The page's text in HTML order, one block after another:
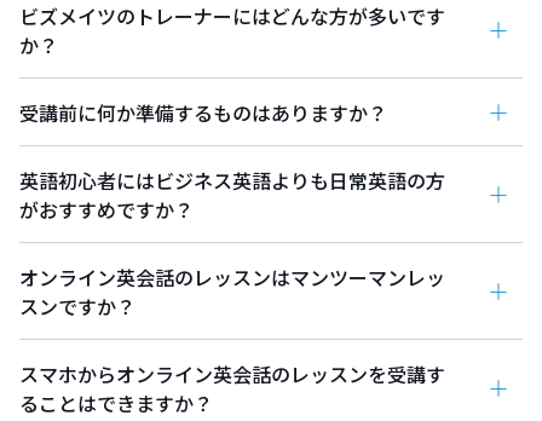
ビズメイツのトレーナーにはどんな方が多いです
か？
受講前に何か準備するものはありますか？
英語初心者にはビジネス英語よりも日常英語の方
がおすすめですか？
オンライン英会話のレッスンはマンツーマンレッ
スンですか？
スマホからオンライン英会話のレッスンを受講す
ることはできますか？